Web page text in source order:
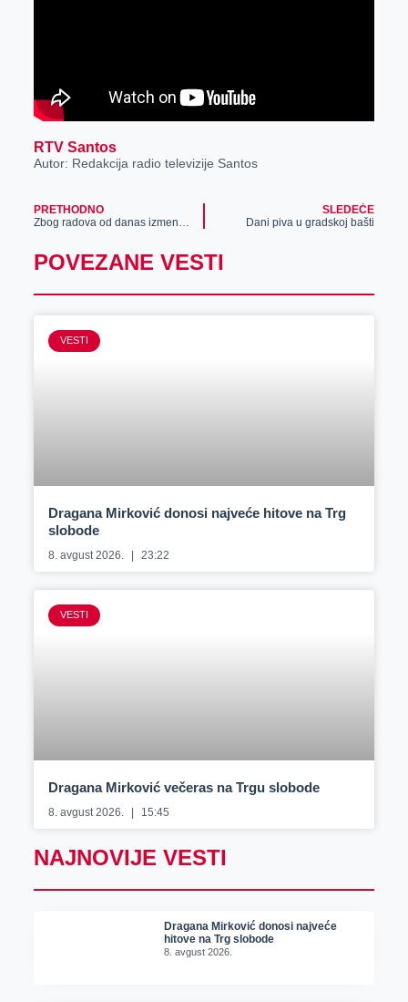
RTV Santos
Autor: Redakcija radio televizije Santos
PRETHODNO
SLEDEĆE
Dani piva u gradskoj bašti
POVEZANE VESTI
VESTI
Dragana Mirković donosi najveće hitove na Trg
slobode
8. avgust 2026. 23:22
VESTI
Dragana Mirković večeras na Trgu slobode
8. avgust 2026. 15:45
NAJNOVIJE VESTI
Dragana Mirković donosi najveće
hitove na Trg slobode
8. avgust 2026.